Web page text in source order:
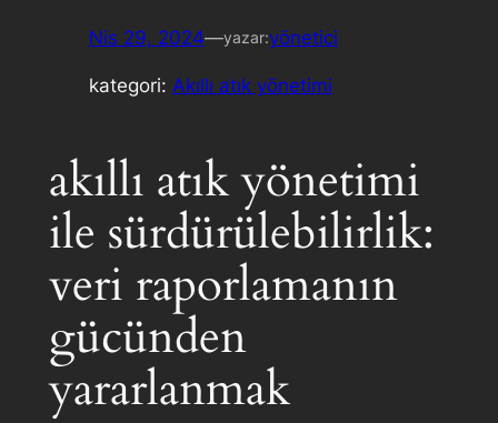
Nis 29, 2024—yazar:yönetici
kategori: Akıllı atık yönetimi
akıllı atık yönetimi
ile sürdürülebilirlik:
veri raporlamanın
gücünden
yararlanmak